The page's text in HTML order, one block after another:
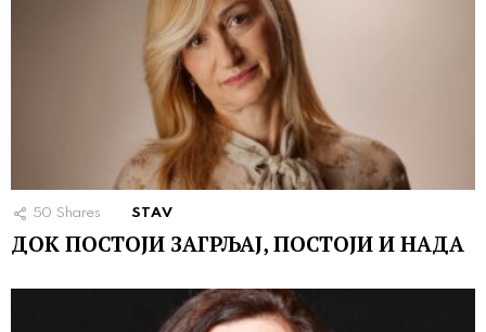
50 Shares STAV
ДОК ПОСТОЈИ ЗАГРЉАЈ, ПОСТОЈИ И НАДА